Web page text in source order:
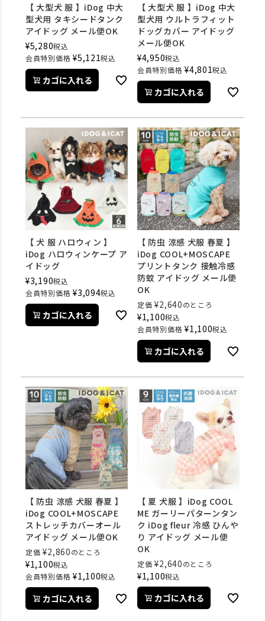
【 大型犬 服 】iDog 中大
型犬用 タキシードタンク
アイドッグ メール便OK
¥5,280税込
会員特別価格 ¥5,121税込
カゴに入れる
【 大型犬 服 】iDog 中大
型犬用 ウルトラフィット
ドッグカバー アイドッグ
メール便OK
¥4,950税込
会員特別価格 ¥4,801税込
カゴに入れる
【 犬 服 ハロウィン 】
iDog ハロウィンケープ ア
イドッグ
¥3,190税込
会員特別価格 ¥3,094税込
カゴに入れる
【 防虫 涼感 犬服 春夏 】
iDog COOL+MOSCAPE
プリントタンク 接触冷感
防蚊 アイドッグ メール便
OK
定価 ¥2,640のところ
¥1,100税込
会員特別価格 ¥1,100税込
カゴに入れる
【 防虫 涼感 犬服 春夏 】
iDog COOL+MOSCAPE
ストレッチカバーオール
アイドッグ メール便OK
定価 ¥2,860のところ
¥1,100税込
会員特別価格 ¥1,100税込
カゴに入れる
【 夏 犬服 】iDog COOL
ME ガーリーパターンタン
ク iDog fleur 冷感 ひんや
り アイドッグ メール便
OK
定価 ¥2,640のところ
¥1,100税込
カゴに入れる